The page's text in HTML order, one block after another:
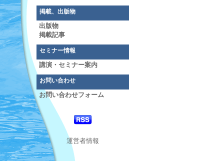
掲載、出版物
出版物
掲載記事
セミナー情報
講演・セミナー案内
お問い合わせ
お問い合わせフォーム
運営者情報